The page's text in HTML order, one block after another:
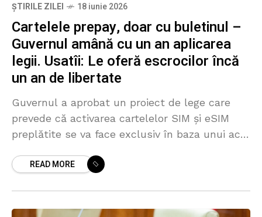
ȘTIRILE ZILEI 18 iunie 2026
Cartelele prepay, doar cu buletinul –
Guvernul amână cu un an aplicarea
legii. Usatîi: Le oferă escrocilor încă
un an de libertate
Guvernul a aprobat un proiect de lege care
prevede că activarea cartelelor SIM și eSIM
preplătite se va face exclusiv în baza unui act
READ MORE